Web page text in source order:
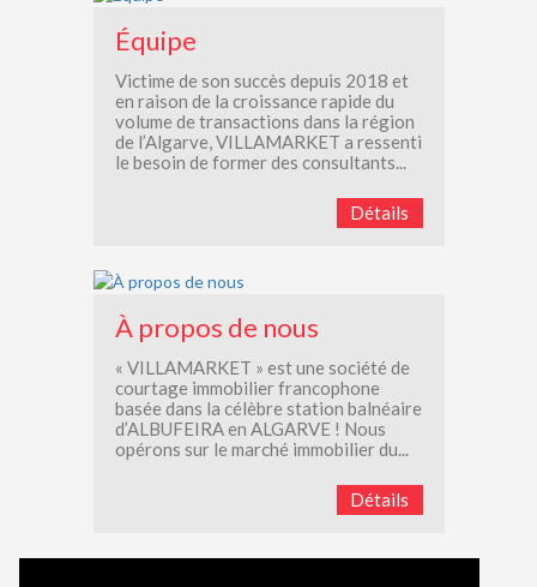
Équipe
Victime de son succès depuis 2018 et
en raison de la croissance rapide du
volume de transactions dans la région
de l’Algarve, VILLAMARKET a ressenti
le besoin de former des consultants...
Détails
À propos de nous
« VILLAMARKET » est une société de
courtage immobilier francophone
basée dans la célèbre station balnéaire
d’ALBUFEIRA en ALGARVE ! Nous
opérons sur le marché immobilier du...
Détails